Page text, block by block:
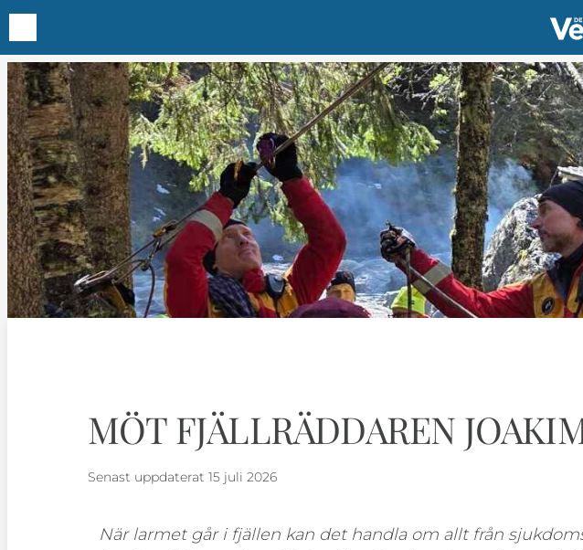
MÖT FJÄLLRÄDDAREN
Senast uppdaterat 15 juli 2026
När larmet går i fjällen kan det handla om allt från